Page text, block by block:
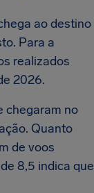
ao destino
Para a
realizados
2026.
chegaram no
Quanto
de voos
8,5 indica que